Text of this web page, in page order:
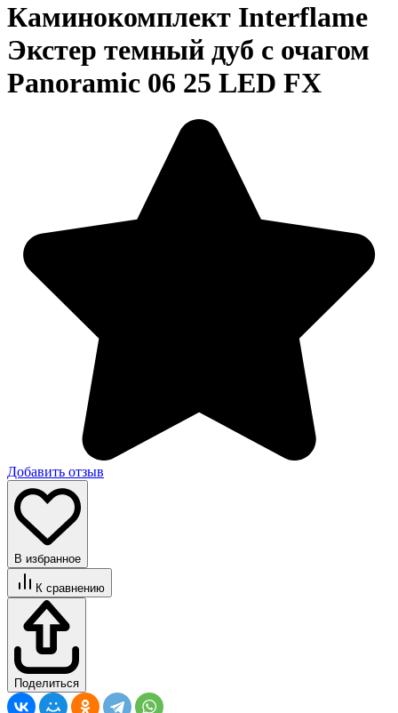
Каминокомплект Interflame
Экстер темный дуб с очагом
Panoramic 06 25 LED FX
Добавить отзыв
В избранное
К сравнению
Поделиться